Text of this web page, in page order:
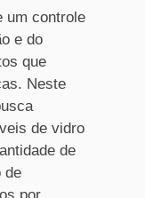
um controle
e do
que
Neste
de vidro
de
de